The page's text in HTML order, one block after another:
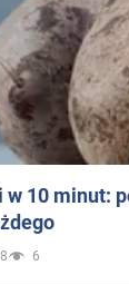
10 minut:
6